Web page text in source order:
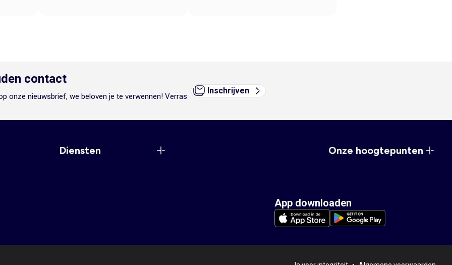
contact
onze nieuwsbrief, we beloven je te verwennen! Verras
Inschrijven
Diensten Onze hoogtepunten
App downloaden